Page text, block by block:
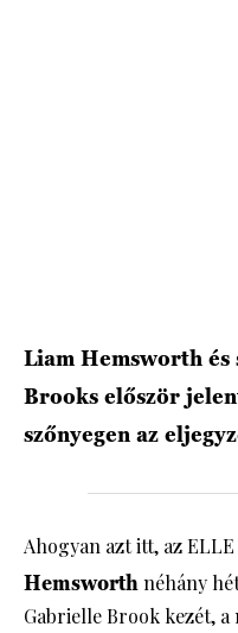
Liam Hemsworth
Brooks először
szőnyegen az
Ahogyan azt itt, az
Hemsworthnéhány
Gabrielle Brook kezét,